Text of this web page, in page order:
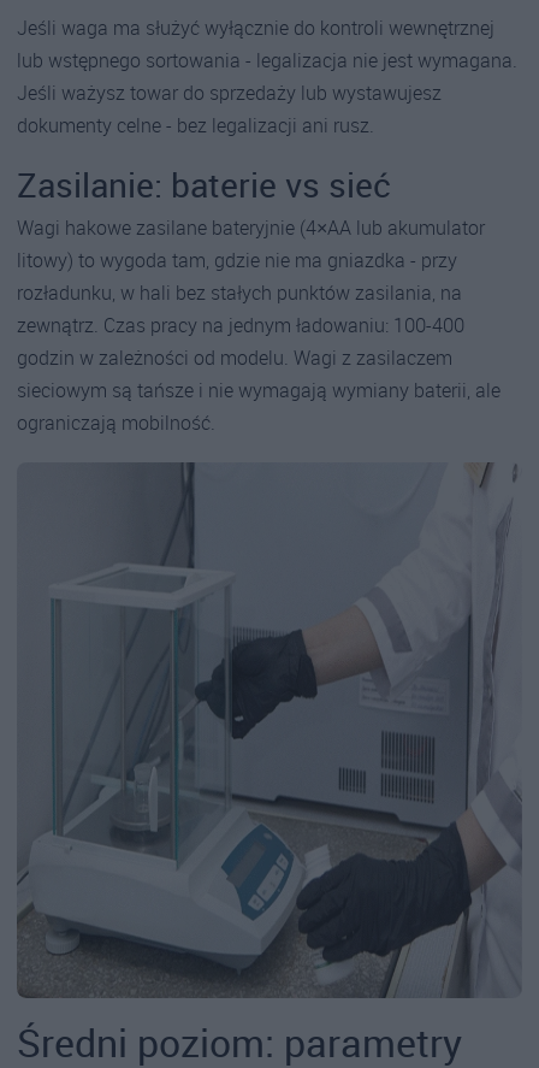
Jeśli waga ma służyć wyłącznie do kontroli wewnętrznej
lub wstępnego sortowania - legalizacja nie jest wymagana.
Jeśli ważysz towar do sprzedaży lub wystawujesz
dokumenty celne - bez legalizacji ani rusz.
Zasilanie: baterie vs sieć
Wagi hakowe zasilane bateryjnie (4×AA lub akumulator
litowy) to wygoda tam, gdzie nie ma gniazdka - przy
rozładunku, w hali bez stałych punktów zasilania, na
zewnątrz. Czas pracy na jednym ładowaniu: 100-400
godzin w zależności od modelu. Wagi z zasilaczem
sieciowym są tańsze i nie wymagają wymiany baterii, ale
ograniczają mobilność.
Średni poziom: parametry